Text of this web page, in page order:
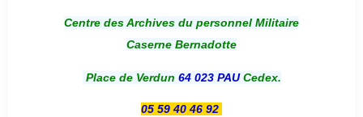
Centre des Archives du personnel Militaire
Caserne Bernadotte
Place de Verdun 64 023 PAUCedex.
05 59 40 46 92